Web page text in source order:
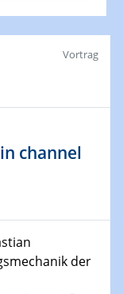
Professur
Vortrag
channel
der